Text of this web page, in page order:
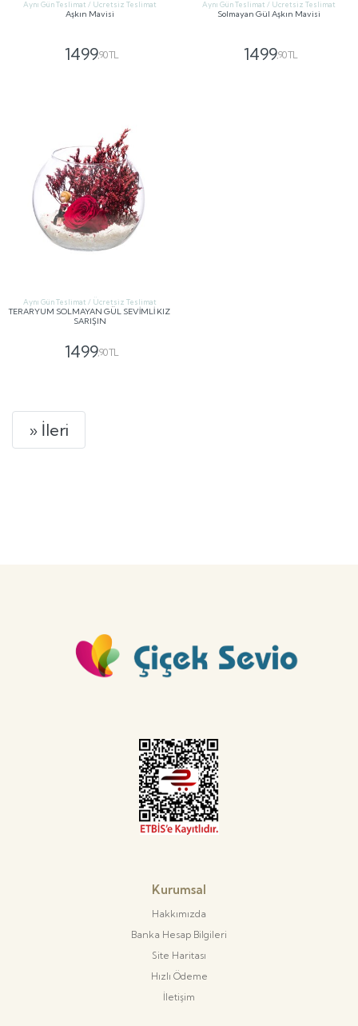
Aynı Gün Teslimat / Ücretsiz Teslimat
Aşkın Mavisi
1499,90 TL
Aynı Gün Teslimat / Ücretsiz Teslimat
Solmayan Gül Aşkın Mavisi
1499,90 TL
Aynı Gün Teslimat / Ücretsiz Teslimat
TERARYUM SOLMAYAN GÜL SEVİMLİ KIZ
SARIŞIN
1499,90 TL
» İleri
Kurumsal
Hakkımızda
Banka Hesap Bilgileri
Site Haritası
Hızlı Ödeme
İletişim